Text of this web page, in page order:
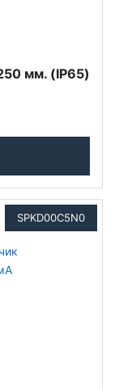
мм. (IP65)
SPKD00C5N0